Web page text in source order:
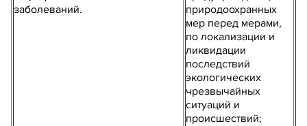
заболеваний.
природоохранных
мер перед мерами,
по локализации и
ликвидации
последствий
экологических
чрезвычайных
ситуаций и
происшествий;